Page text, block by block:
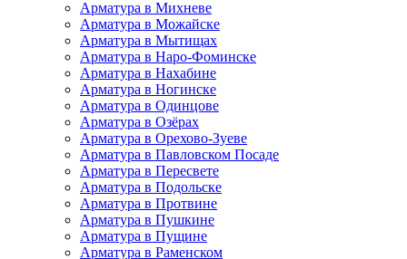
Арматура в Михневе
Арматура в Можайске
Арматура в Мытищах
Арматура в Наро-Фоминске
Арматура в Нахабине
Арматура в Ногинске
Арматура в Одинцове
Арматура в Озёрах
Арматура в Орехово-Зуеве
Арматура в Павловском Посаде
Арматура в Пересвете
Арматура в Подольске
Арматура в Протвине
Арматура в Пушкине
Арматура в Пущине
Арматура в Раменском